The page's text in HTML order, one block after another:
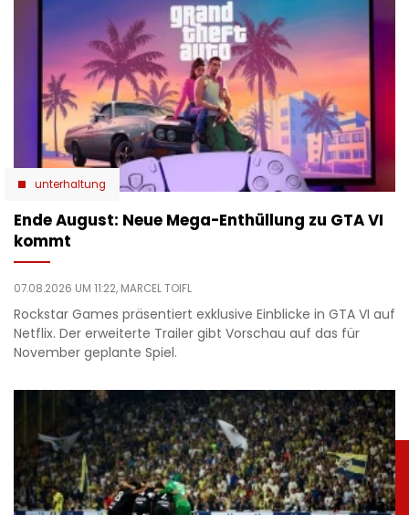
unterhaltung
Ende August: Neue Mega-Enthüllung zu GTA VI
kommt
07.08.2026 UM 11:22, MARCEL TOIFL
Rockstar Games präsentiert exklusive Einblicke in GTA VI auf
Netflix. Der erweiterte Trailer gibt Vorschau auf das für
November geplante Spiel.